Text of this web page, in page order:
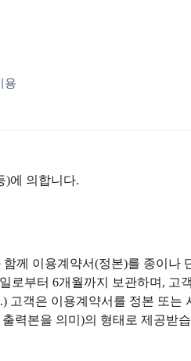
용
)에 의합니다.
이용계약서(정본)를 종이나
부터 6개월까지 보관하며, 고
객은 이용계약서를 정본 또
력본을 의미)의 형태로 제공받